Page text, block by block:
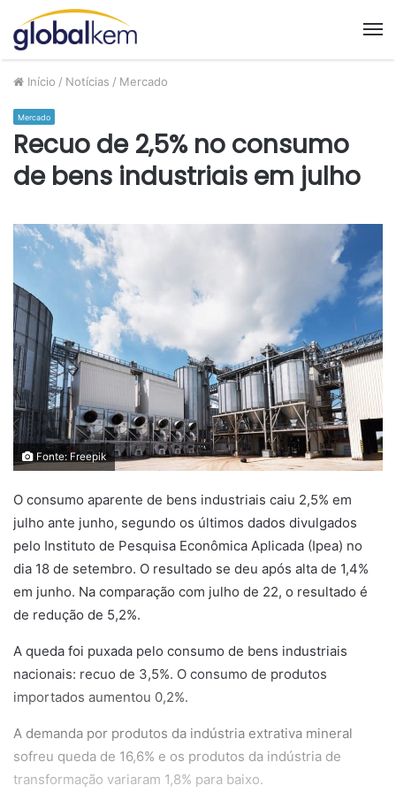
Início / Notícias / Mercado
Mercado
Recuo de 2,5% no consumo
de bens industriais em julho
Fonte: Freepik
O consumo aparente de bens industriais caiu 2,5% em
julho ante junho, segundo os últimos dados divulgados
pelo Instituto de Pesquisa Econômica Aplicada (Ipea) no
dia 18 de setembro. O resultado se deu após alta de 1,4%
em junho. Na comparação com julho de 22, o resultado é
de redução de 5,2%.
A queda foi puxada pelo consumo de bens industriais
nacionais: recuo de 3,5%. O consumo de produtos
importados aumentou 0,2%.
A demanda por produtos da indústria extrativa mineral
sofreu queda de 16,6% e os produtos da indústria de
transformação variaram 1,8% para baixo.